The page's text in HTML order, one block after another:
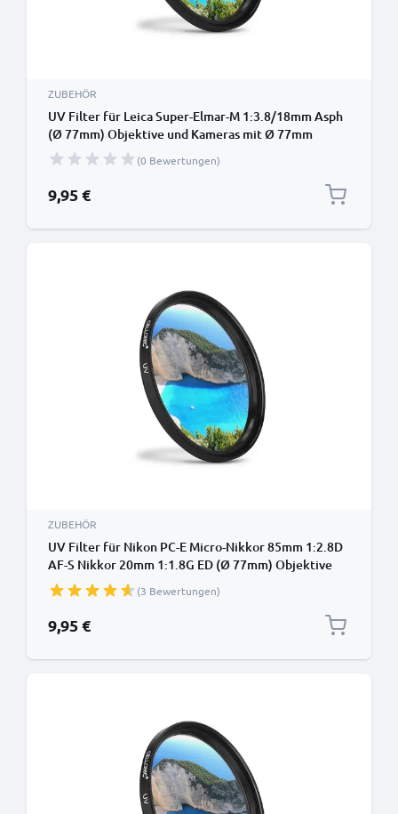
ZUBEHÖR
UV Filter für Leica Super-Elmar-M 1:3.8/18mm Asph
(Ø 77mm) Objektive und Kameras mit Ø 77mm
Filtergewinde - Schutzfilter / Schutzglas, Sperrfilter,
Klarfilter
(0 Bewertungen)
9,95 €
ZUBEHÖR
UV Filter für Nikon PC-E Micro-Nikkor 85mm 1:2.8D
AF-S Nikkor 20mm 1:1.8G ED (Ø 77mm) Objektive
und Kameras mit Ø 77mm Filtergewinde -
Schutzfilter / Schutzglas, Sperrfilter, Klarfilter
(3 Bewertungen)
9,95 €